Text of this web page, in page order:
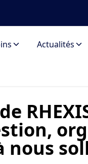
Actualités
nous